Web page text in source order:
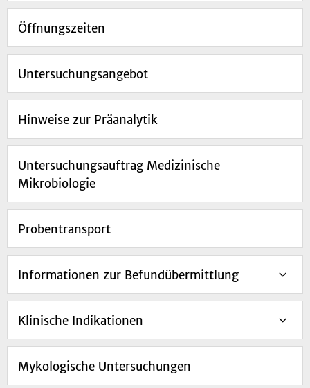
Öffnungszeiten
Untersuchungsangebot
Hinweise zur Präanalytik
Untersuchungsauftrag Medizinische
Mikrobiologie
Probentransport
Informationen zur Befundübermittlung
Klinische Indikationen
Mykologische Untersuchungen